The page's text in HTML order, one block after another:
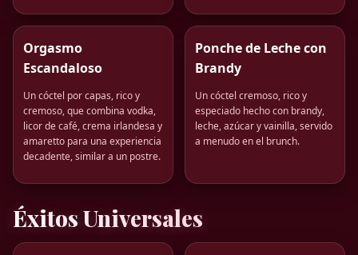
Orgasmo
Escandaloso
Un cóctel por capas, rico y
cremoso, que combina vodka,
licor de café, crema irlandesa y
amaretto para una experiencia
decadente, similar a un postre.
Ponche de Leche con
Brandy
Un cóctel cremoso, rico y
especiado hecho con brandy,
leche, azúcar y vainilla, servido
a menudo en el brunch.
Éxitos Universales